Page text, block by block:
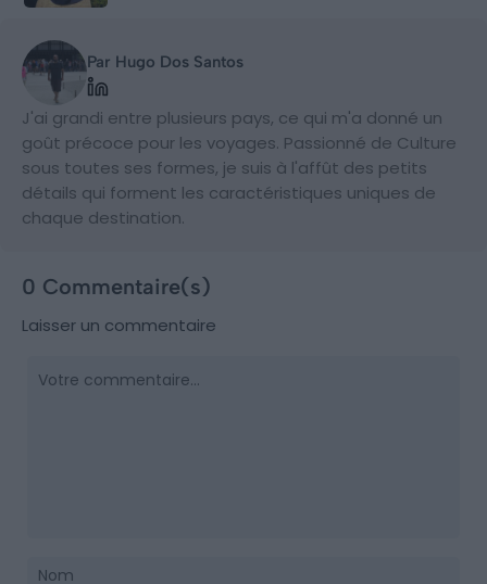
Par Hugo Dos Santos
J'ai grandi entre plusieurs pays, ce qui m'a donné un
goût précoce pour les voyages. Passionné de Culture
sous toutes ses formes, je suis à l'affût des petits
détails qui forment les caractéristiques uniques de
chaque destination.
0 Commentaire(s)
Laisser un commentaire